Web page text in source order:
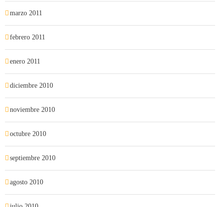
marzo 2011
febrero 2011
enero 2011
diciembre 2010
noviembre 2010
octubre 2010
septiembre 2010
agosto 2010